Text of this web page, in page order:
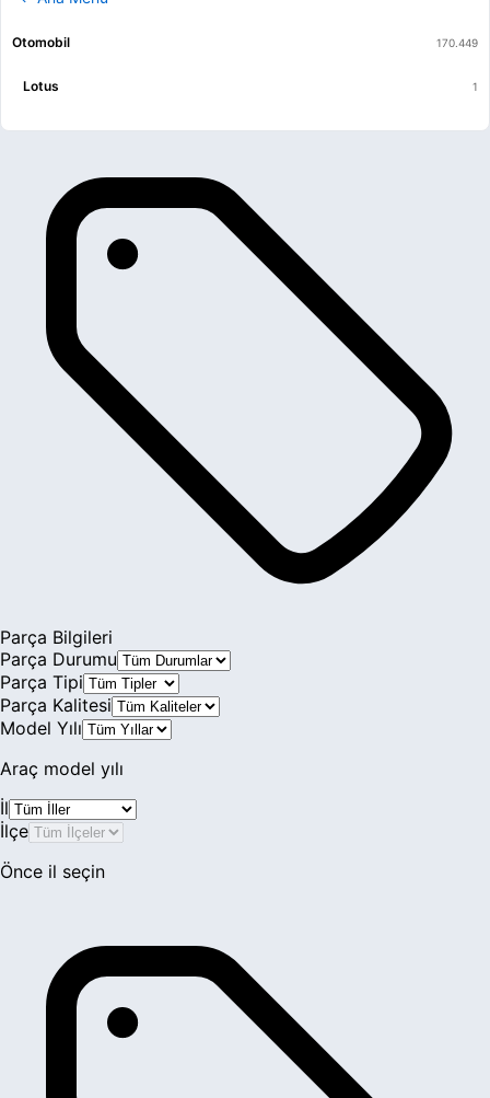
Otomobil
Lotus
Parça Bilgileri
Parça Durumu
Parça Tipi
Parça Kalitesi
Model Yılı
Araç model yılı
İl
İlçe
Önce il seçin